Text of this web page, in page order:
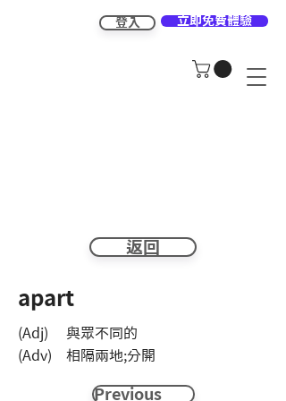
登入 立即免費體驗
返回
apart
(Adj) 與眾不同的
(Adv) 相隔兩地;分開
Previous